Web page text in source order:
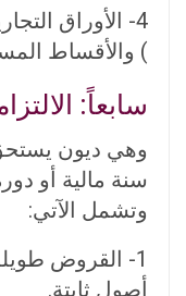
4- الأوراق
) والأقساط
سابعاً:
وهي ديون
سنة مالية أو
وتشمل الآتي:
1- القروض
أصول ثابتة.